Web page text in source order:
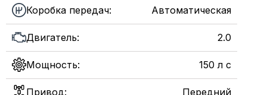
Коробка передач: Автоматическая
Двигатель: 2.0
Мощность: 150 л с
Привод: Передний